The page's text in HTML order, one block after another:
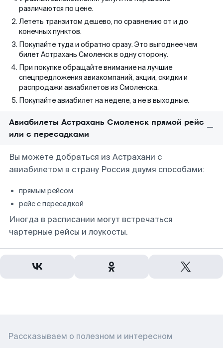
различаются по цене.
Лететь транзитом дешево, по сравнению от и до
конечных пунктов.
Покупайте туда и обратно сразу. Это выгоднее чем
билет Астрахань Смоленск в одну сторону.
При покупке обращайте внимание на лучшие
спецпредложения авиакомпаний, акции, скидки и
распродажи авиабилетов из Смоленска.
Покупайте авиабилет на неделе, а не в выходные.
Авиабилеты Астрахань Смоленск прямой рейс
или с пересадками
Вы можете добраться из Астрахани с
авиабилетом в страну Россия двумя способами:
прямым рейсом
рейс с пересадкой
Иногда в расписании могут встречаться
чартерные рейсы и лоукосты.
Рассказываем о полезном и интересном